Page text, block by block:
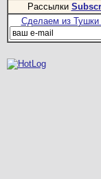
Рассылки
Сделаем из Тушки